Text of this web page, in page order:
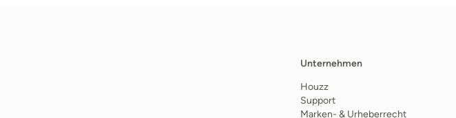
Unternehmen
Houzz
Support
Marken- & Urheberrecht